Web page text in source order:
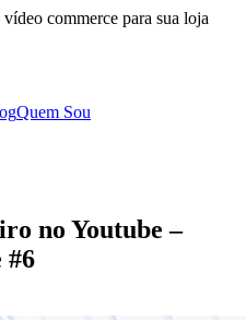
commerce para sua loja
Quem Sou
no Youtube –
#6